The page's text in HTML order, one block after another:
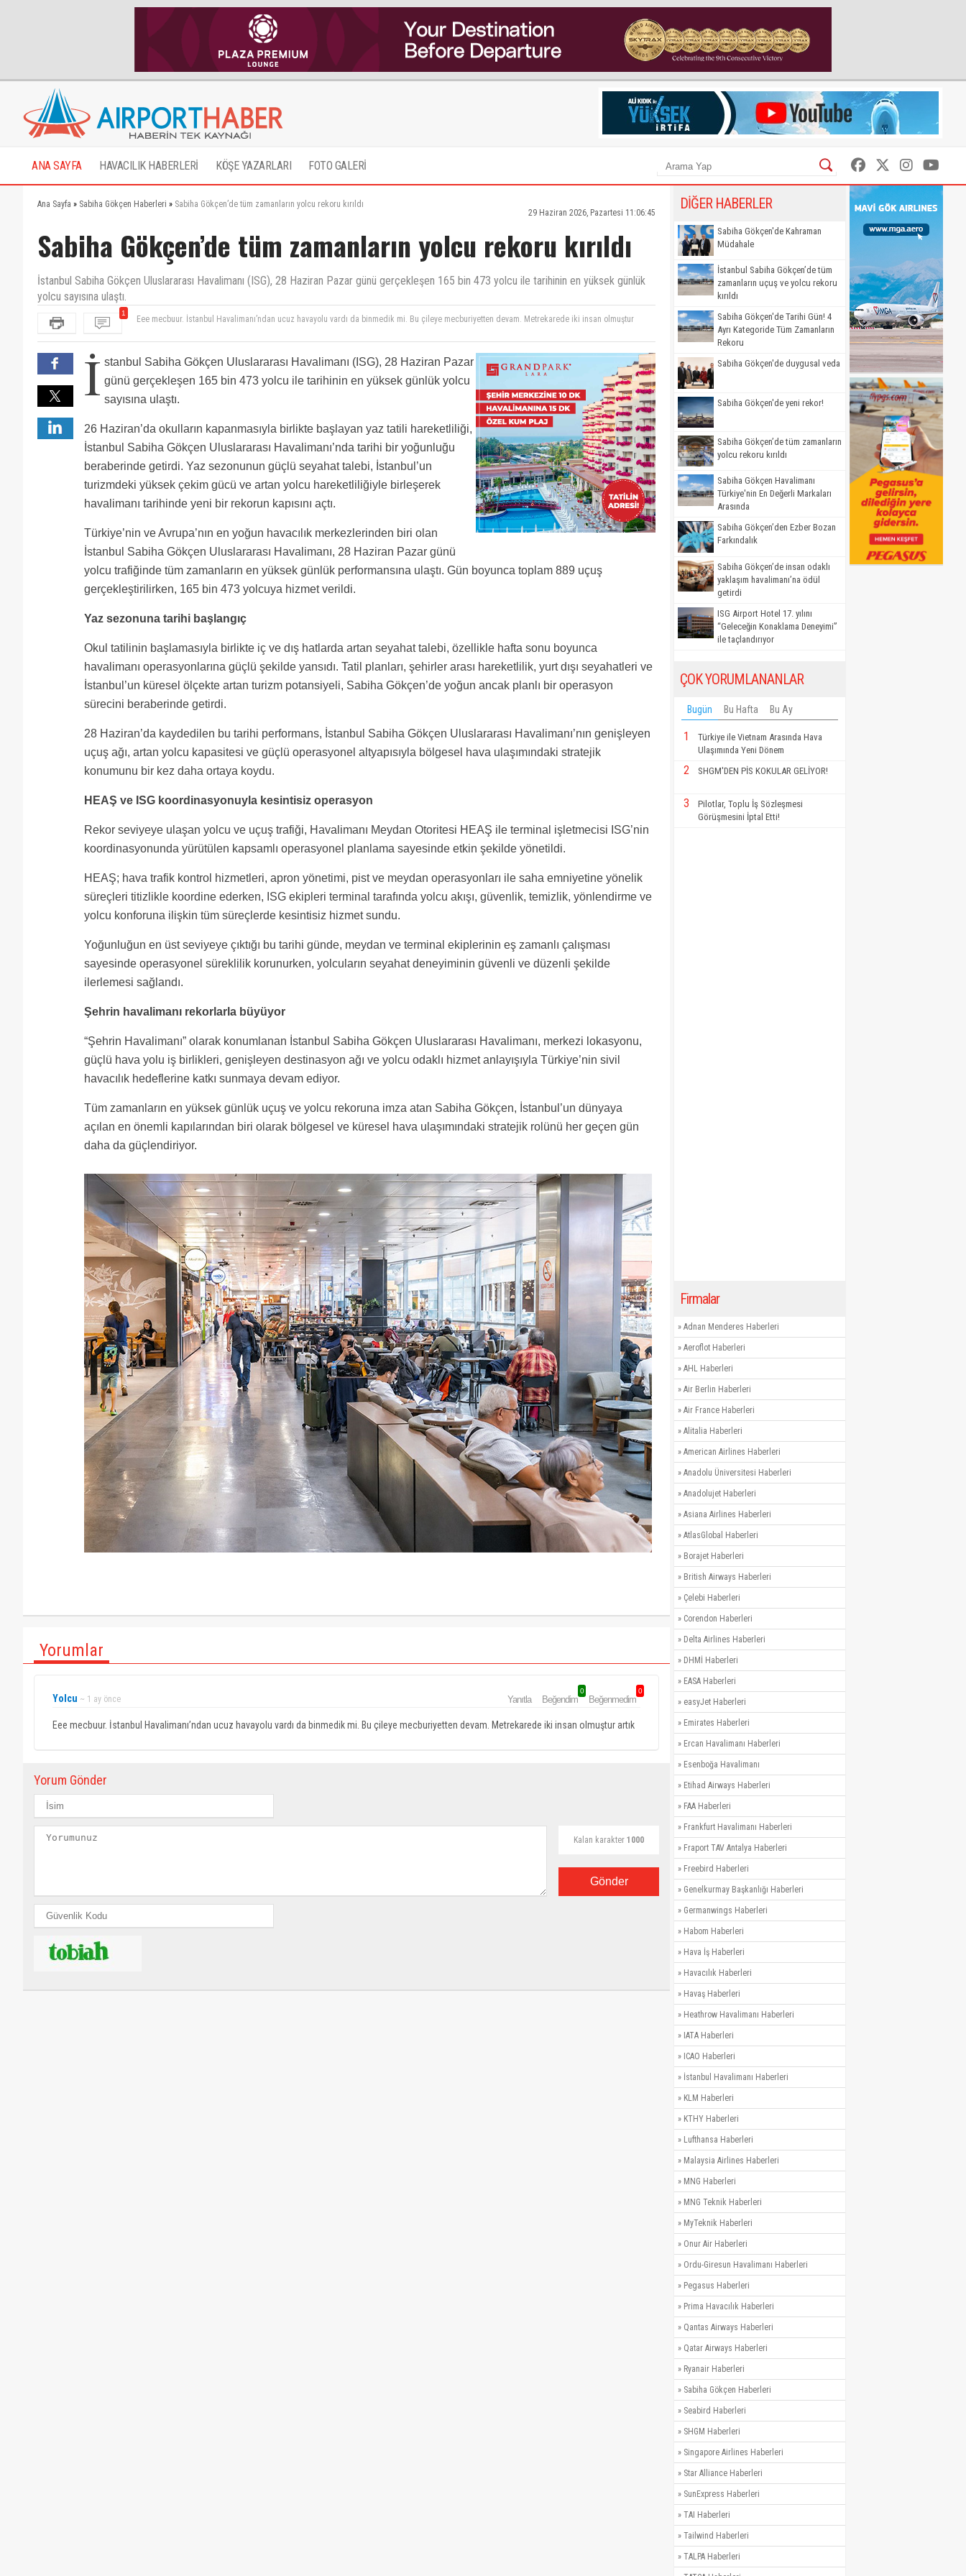
ANA SAYFA HAVACILIK HABERLERİ KÖŞE YAZARLARI FOTO GALERİ
Ana Sayfa » Sabiha Gökçen Haberleri » Sabiha Gökçen’de tüm zamanların yolcu rekoru kırıldı
29 Haziran 2026, Pazartesi 11:06:45
Sabiha Gökçen’de tüm zamanların yolcu rekoru kırıldı
İstanbul Sabiha Gökçen Uluslararası Havalimanı (ISG), 28 Haziran Pazar günü gerçekleşen 165 bin 473 yolcu ile tarihinin en yüksek günlük
yolcu sayısına ulaştı.
1
Eee mecbuur. İstanbul Havalimanı’ndan ucuz havayolu vardı da binmedik mi. Bu çileye mecburiyetten devam. Metrekarede iki insan olmuştur
İ stanbul Sabiha Gökçen Uluslararası Havalimanı (ISG), 28 Haziran Pazar
günü gerçekleşen 165 bin 473 yolcu ile tarihinin en yüksek günlük yolcu
sayısına ulaştı.
26 Haziran’da okulların kapanmasıyla birlikte başlayan yaz tatili hareketliliği,
İstanbul Sabiha Gökçen Uluslararası Havalimanı’nda tarihi bir yoğunluğu
beraberinde getirdi. Yaz sezonunun güçlü seyahat talebi, İstanbul’un
turizmdeki yüksek çekim gücü ve artan yolcu hareketliliğiyle birleşerek
havalimanı tarihinde yeni bir rekorun kapısını açtı.
Türkiye’nin ve Avrupa’nın en yoğun havacılık merkezlerinden biri olan
İstanbul Sabiha Gökçen Uluslararası Havalimanı, 28 Haziran Pazar günü
yolcu trafiğinde tüm zamanların en yüksek günlük performansına ulaştı. Gün boyunca toplam 889 uçuş
gerçekleştirilirken, 165 bin 473 yolcuya hizmet verildi.
Yaz sezonuna tarihi başlangıç
Okul tatilinin başlamasıyla birlikte iç ve dış hatlarda artan seyahat talebi, özellikle hafta sonu boyunca
havalimanı operasyonlarına güçlü şekilde yansıdı. Tatil planları, şehirler arası hareketlilik, yurt dışı seyahatleri ve
İstanbul’un küresel ölçekte artan turizm potansiyeli, Sabiha Gökçen’de yoğun ancak planlı bir operasyon
sürecini beraberinde getirdi.
28 Haziran’da kaydedilen bu tarihi performans, İstanbul Sabiha Gökçen Uluslararası Havalimanı’nın genişleyen
uçuş ağı, artan yolcu kapasitesi ve güçlü operasyonel altyapısıyla bölgesel hava ulaşımındaki stratejik
konumunu bir kez daha ortaya koydu.
HEAŞ ve ISG koordinasyonuyla kesintisiz operasyon
Rekor seviyeye ulaşan yolcu ve uçuş trafiği, Havalimanı Meydan Otoritesi HEAŞ ile terminal işletmecisi ISG’nin
koordinasyonunda yürütülen kapsamlı operasyonel planlama sayesinde etkin şekilde yönetildi.
HEAŞ; hava trafik kontrol hizmetleri, apron yönetimi, pist ve meydan operasyonları ile saha emniyetine yönelik
süreçleri titizlikle koordine ederken, ISG ekipleri terminal tarafında yolcu akışı, güvenlik, temizlik, yönlendirme ve
yolcu konforuna ilişkin tüm süreçlerde kesintisiz hizmet sundu.
Yoğunluğun en üst seviyeye çıktığı bu tarihi günde, meydan ve terminal ekiplerinin eş zamanlı çalışması
sayesinde operasyonel süreklilik korunurken, yolcuların seyahat deneyiminin güvenli ve düzenli şekilde
ilerlemesi sağlandı.
Şehrin havalimanı rekorlarla büyüyor
“Şehrin Havalimanı” olarak konumlanan İstanbul Sabiha Gökçen Uluslararası Havalimanı, merkezi lokasyonu,
güçlü hava yolu iş birlikleri, genişleyen destinasyon ağı ve yolcu odaklı hizmet anlayışıyla Türkiye’nin sivil
havacılık hedeflerine katkı sunmaya devam ediyor.
Tüm zamanların en yüksek günlük uçuş ve yolcu rekoruna imza atan Sabiha Gökçen, İstanbul’un dünyaya
açılan en önemli kapılarından biri olarak bölgesel ve küresel hava ulaşımındaki stratejik rolünü her geçen gün
daha da güçlendiriyor.
Yorumlar
Yolcu ~ 1 ay önce Yanıtla Beğendim
0
Beğenmedim
0
Eee mecbuur. İstanbul Havalimanı’ndan ucuz havayolu vardı da binmedik mi. Bu çileye mecburiyetten devam. Metrekarede iki insan olmuştur artık
Yorum Gönder
Kalan karakter 1000
Gönder
DİĞER HABERLER
Sabiha Gökçen'de Kahraman
Müdahale
İstanbul Sabiha Gökçen’de tüm
zamanların uçuş ve yolcu rekoru
kırıldı
Sabiha Gökçen'de Tarihi Gün! 4
Ayrı Kategoride Tüm Zamanların
Rekoru
Sabiha Gökçen'de duygusal veda
Sabiha Gökçen'de yeni rekor!
Sabiha Gökçen’de tüm zamanların
yolcu rekoru kırıldı
Sabiha Gökçen Havalimanı
Türkiye'nin En Değerli Markaları
Arasında
Sabiha Gökçen’den Ezber Bozan
Farkındalık
Sabiha Gökçen’de insan odaklı
yaklaşım havalimanı’na ödül
getirdi
ISG Airport Hotel 17. yılını
“Geleceğin Konaklama Deneyimi”
ile taçlandırıyor
ÇOK YORUMLANANLAR
Bugün Bu Hafta Bu Ay
1
Türkiye ile Vietnam Arasında Hava
Ulaşımında Yeni Dönem
2 SHGM'DEN PİS KOKULAR GELİYOR!
3
Pilotlar, Toplu İş Sözleşmesi
Görüşmesini İptal Etti!
Firmalar
» Adnan Menderes Haberleri
» Aeroflot Haberleri
» AHL Haberleri
» Air Berlin Haberleri
» Air France Haberleri
» Alitalia Haberleri
» American Airlines Haberleri
» Anadolu Üniversitesi Haberleri
» Anadolujet Haberleri
» Asiana Airlines Haberleri
» AtlasGlobal Haberleri
» Borajet Haberleri
» British Airways Haberleri
» Çelebi Haberleri
» Corendon Haberleri
» Delta Airlines Haberleri
» DHMİ Haberleri
» EASA Haberleri
» easyJet Haberleri
» Emirates Haberleri
» Ercan Havalimanı Haberleri
» Esenboğa Havalimanı
» Etihad Airways Haberleri
» FAA Haberleri
» Frankfurt Havalimanı Haberleri
» Fraport TAV Antalya Haberleri
» Freebird Haberleri
» Genelkurmay Başkanlığı Haberleri
» Germanwings Haberleri
» Habom Haberleri
» Hava İş Haberleri
» Havacılık Haberleri
» Havaş Haberleri
» Heathrow Havalimanı Haberleri
» IATA Haberleri
» ICAO Haberleri
» İstanbul Havalimanı Haberleri
» KLM Haberleri
» KTHY Haberleri
» Lufthansa Haberleri
» Malaysia Airlines Haberleri
» MNG Haberleri
» MNG Teknik Haberleri
» MyTeknik Haberleri
» Onur Air Haberleri
» Ordu-Giresun Havalimanı Haberleri
» Pegasus Haberleri
» Prima Havacılık Haberleri
» Qantas Airways Haberleri
» Qatar Airways Haberleri
» Ryanair Haberleri
» Sabiha Gökçen Haberleri
» Seabird Haberleri
» SHGM Haberleri
» Singapore Airlines Haberleri
» Star Alliance Haberleri
» SunExpress Haberleri
» TAI Haberleri
» Tailwind Haberleri
» TALPA Haberleri